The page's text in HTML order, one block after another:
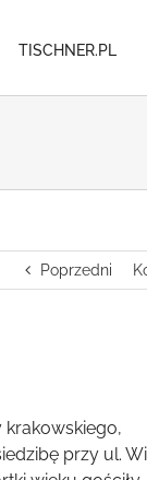
TISCHNER.PL
Poprzedni
przy ul.